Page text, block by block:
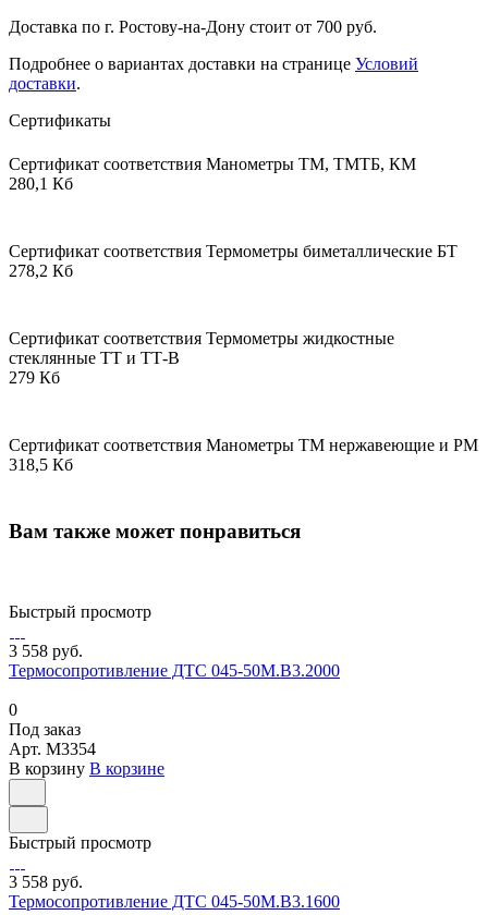
Доставка по г. Ростову-на-Дону стоит от 700 руб.
Подробнее о вариантах доставки на странице Условий
доставки.
Сертификаты
Сертификат соответствия Манометры ТМ, ТМТБ, КМ
280,1 Кб
Сертификат соответствия Термометры биметаллические БТ
278,2 Кб
Сертификат соответствия Термометры жидкостные
стеклянные ТТ и ТТ-В
279 Кб
Сертификат соответствия Манометры ТМ нержавеющие и РМ
318,5 Кб
Вам также может понравиться
Быстрый просмотр
3 558 руб.
Термосопротивление ДТС 045-50М.В3.2000
0
Под заказ
Арт. M3354
В корзину В корзине
Быстрый просмотр
3 558 руб.
Термосопротивление ДТС 045-50М.В3.1600